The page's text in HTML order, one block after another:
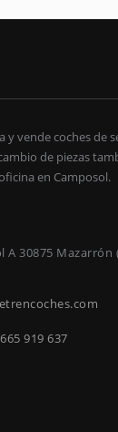
y vende coches de
de piezas
en Camposol.
A 30875
919 637